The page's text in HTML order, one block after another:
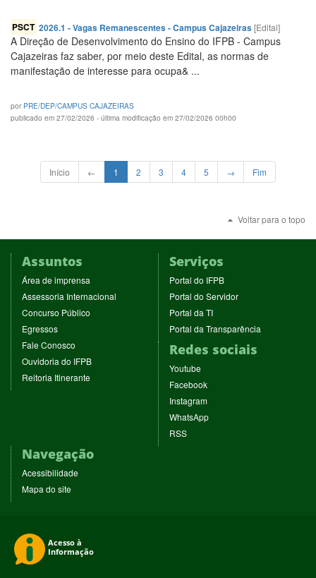
PSCT 2026.1 - Vagas Remanescentes - Campus Cajazeiras[Edital]
A Direção de Desenvolvimento do Ensino do IFPB - Campus
Cajazeiras faz saber, por meio deste Edital, as normas de
manifestação de interesse para ocupa& ...
por PRE/DEP/CAMPUS CAJAZEIRAS
publicado em 27/02/2026 - última modificação em 27/02/2026 00h00
Início ← 1 2 3 4 5 → Fim
Voltar para o topo
Assuntos
Área de imprensa
em
nova
Assessoria Internacional
Concurso Público
Egressos(abre
nova
janela)
Fale Conosco
em
nova
janela)
Ouvidoria do IFPB(abre
Reitoria Itinerante(abre
Serviços
Portal do IFPB(abre
em
nova
Portal do Servidor(abre
janela)
Portal da TI(abre
nova
janela)
Portal da Transparência
Redes sociais
Youtube(abre
em
nova
janela)
Facebook(abre
nova
janela)
Instagram(abre
nova
WhatsApp(abre
RSS(abre
Navegação
Acessibilidade
Mapa do site